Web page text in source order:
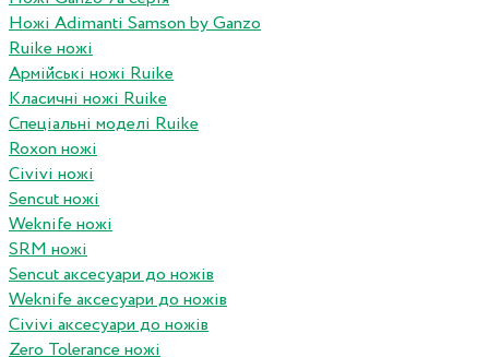
Ножі Adimanti Samson by Ganzo
Ruike ножі
Армійські ножі Ruike
Класичні ножі Ruike
Спеціальні моделі Ruike
Roxon ножi
Civivi ножі
Sencut ножі
Weknife ножі
SRM ножі
Sencut аксесуари до ножів
Weknife аксесуари до ножів
Civivi аксесуари до ножів
Zero Tolerance ножі